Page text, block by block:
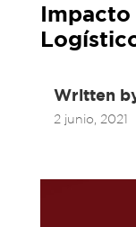
Impacto
Written
2 junio, 2021